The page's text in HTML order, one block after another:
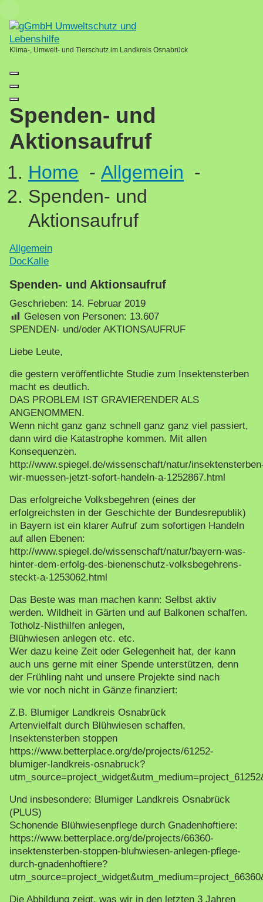
content
Klima-, Umwelt- und Tierschutz im Landkreis Osnabrück
Spenden- und
Aktionsaufruf
Home - Allgemein -
Spenden- und
Aktionsaufruf
Allgemein
DocKalle
Spenden- und Aktionsaufruf
Geschrieben: 14. Februar 2019
Gelesen von Personen: 13.607
SPENDEN- und/oder AKTIONSAUFRUF
Liebe Leute,
die gestern veröffentlichte Studie zum Insektensterben
macht es deutlich.
DAS PROBLEM IST GRAVIERENDER ALS
ANGENOMMEN.
Wenn nicht ganz ganz schnell ganz ganz viel passiert,
dann wird die Katastrophe kommen. Mit allen
Konsequenzen.
http://www.spiegel.de/wissenschaft/natur/
wir-muessen-jetzt-sofort-handeln-a-1252867.html
Das erfolgreiche Volksbegehren (eines der
erfolgreichsten in der Geschichte der Bundesrepublik)
in Bayern ist ein klarer Aufruf zum sofortigen Handeln
auf allen Ebenen:
http://www.spiegel.de/wissenschaft/natur/bayern-was-
hinter-dem-erfolg-des-bienenschutz-volksbegehrens-
steckt-a-1253062.html
Das Beste was man machen kann: Selbst aktiv
werden. Wildheit in Gärten und auf Balkonen schaffen.
Totholz-Nisthilfen anlegen,
Blühwiesen anlegen etc. etc.
Wer dazu keine Zeit oder Gelegenheit hat, der kann
auch uns gerne mit einer Spende unterstützen, denn
der Frühling naht und unsere Projekte sind nach
wie vor noch nicht in Gänze finanziert:
Z.B. Blumiger Landkreis Osnabrück
Artenvielfalt durch Blühwiesen schaffen,
Insektensterben stoppen
https://www.betterplace.org/de/projects/61252-
blumiger-landkreis-osnabruck?
Und insbesondere: Blumiger Landkreis Osnabrück
(PLUS)
Schonende Blühwiesenpflege durch Gnadenhoftiere:
https://www.betterplace.org/de/projects/66360-
insektensterben-stoppen-bluhwiesen-anlegen-pflege-
durch-gnadenhoftiere?
Die Abbildung zeigt, was wir in den letzten 3 Jahren